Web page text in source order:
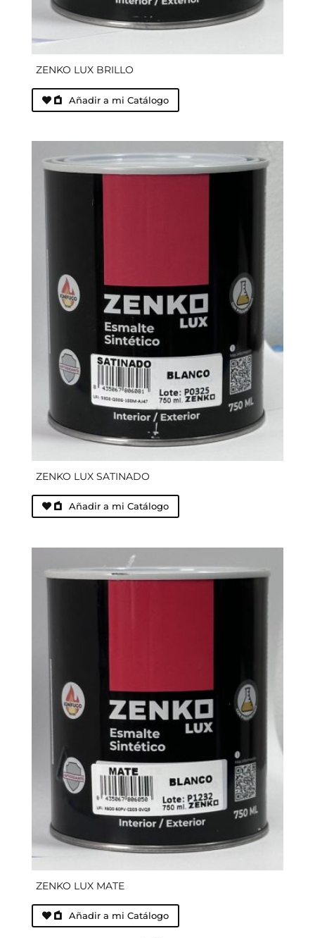
ZENKO LUX BRILLO
Añadir a mi Catálogo
ZENKO LUX SATINADO
Añadir a mi Catálogo
ZENKO LUX MATE
Añadir a mi Catálogo